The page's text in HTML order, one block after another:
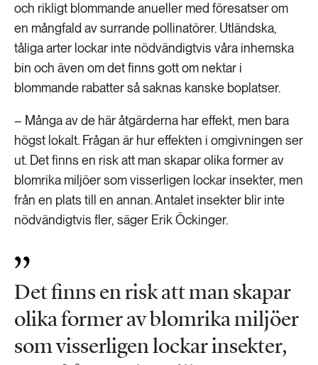
och rikligt blommande anueller med föresatser om
en mångfald av surrande pollinatörer. Utländska,
tåliga arter lockar inte nödvändigtvis våra inhemska
bin och även om det finns gott om nektar i
blommande rabatter så saknas kanske boplatser.
– Många av de här åtgärderna har effekt, men bara
högst lokalt. Frågan är hur effekten i omgivningen ser
ut. Det finns en risk att man skapar olika former av
blomrika miljöer som visserligen lockar insekter, men
från en plats till en annan. Antalet insekter blir inte
nödvändigtvis fler, säger Erik Öckinger.
Det finns en risk att man skapar
olika former av blomrika miljöer
som visserligen lockar insekter,